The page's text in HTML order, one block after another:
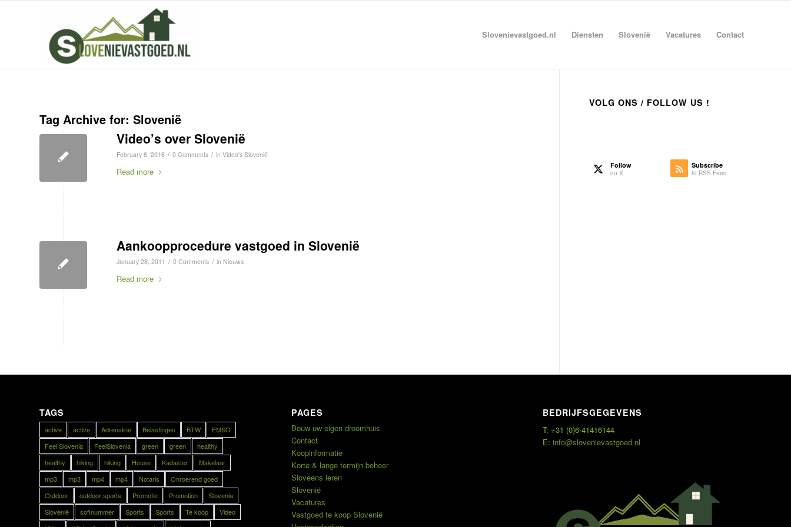
Slovenievastgoed.nl Diensten Slovenië Vacatures Contact
Tag Archive for: Slovenië
Video’s over Slovenië
February 6, 2016 / 0 Comments / in Video's Slovenië
Read more
Aankoopprocedure vastgoed in Slovenië
January 28, 2011 / 0 Comments / in Nieuws
Read more
VOLG ONS / FOLLOW US !
Follow
on X
Subscribe
to RSS Feed
TAGS
active active Adrenaline Belastingen BTW
EMSO
Feel Slovenia
FeelSlovenia green green
healthy
healthy
hiking hiking House Kadaster
Makelaar
mp3
mp3 mp4 mp4 Notaris
Onroerend goed
Outdoor
outdoor sports Promotie Promotion
Slovenia
Slovenië
sofinummer Sports Sports Te koop
Video
PAGES
Bouw uw eigen droomhuis
Contact
Koopinformatie
Korte & lange termijn beheer
Sloveens leren
Slovenië
Vacatures
Vastgoed te koop Slovenië
BEDRIJFSGEGEVENS
T: +31 (0)6-41416144
E:info@slovenievastgoed.nl